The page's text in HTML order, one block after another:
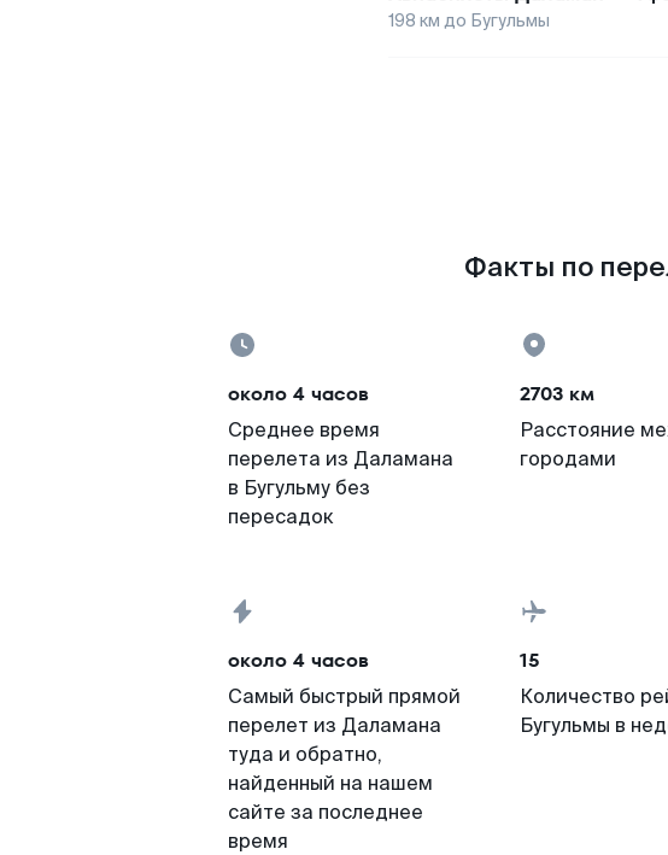
198 км до Бугульмы
Факты по
около 4 часов
Среднее время
перелета из Даламана
в Бугульму без
пересадок
2703 км
Расстояние
городами
около 4 часов
Самый быстрый прямой
перелет из Даламана
туда и обратно,
найденный на нашем
сайте за последнее
время
15
Количество
Бугульмы в